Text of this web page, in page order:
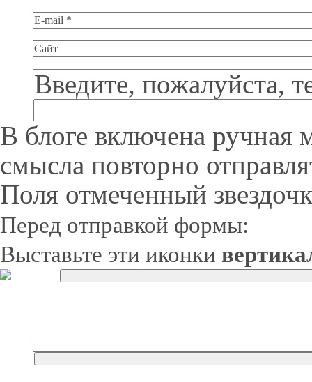
E-mail *
Сайт
Введите, пожалуйста,
В блоге включена ручная
смысла повторно
Поля отмеченный
Перед отправкой формы:
Выставьте эти иконки